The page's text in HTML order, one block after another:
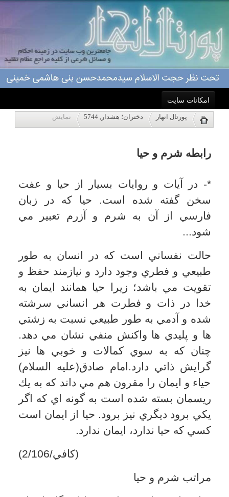
امکانات سایت
خانه
درباره ما
اعمال
ویژه نامه ها
پاسخگویی
کاربر میهمان
پورتال انهار دختران؛ هشدار, 5744 نمایش
*- در آيات و روايات بسيار از حيا و عفت
شود...
طبيعي و فطري وجود دارد و نيازمند حفظ و
تقويت مي باشد؛ زيرا حيا همانند ايمان به
خدا در ذات و فطرت هر انساني سرشته
شده و آدمي به طور طبيعي نسبت به زشتي
ها و پليدي ها واكنش منفي نشان مي دهد.
حياء و ايمان را مقرون هم مي داند كه به يك
ريسمان بسته شده است به گونه اي كه اگر
يكي برود ديگري نيز برود. حيا از ايمان است
كسي كه حيا ندارد، ايمان ندارد.
(كافي/2/106)
مراتب شرم و حيا
حيا مراتبي دارد. به اين معنا كه گاه انسان
نسبت به انجام عملي زشت در پيشگاه
ديگري شرم مي ورزد و از انجام آن
خودداري مي كند و يا خود را از بيگانه مي
-پوشاند و گاه ديگر انسان از خودش حيا مي
كند. اين مرتبه كه عالي ترين مرتبه شرم و
حياست از آن مؤمناني است كه همواره خود
را در پيشگاه خدا مي يابند و چنان خود را
تربيت كرده اند كه نسبت به هر عمل زشت
و پليدي واكنش منفي دارند و به خود اجازه
ان يستحبي الرجل من نفسه؛ آخرين درجه